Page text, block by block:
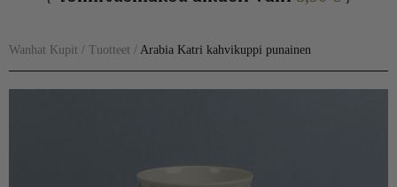
Wanhat Kupit / Tuotteet / Arabia Katri kahvikuppi punainen